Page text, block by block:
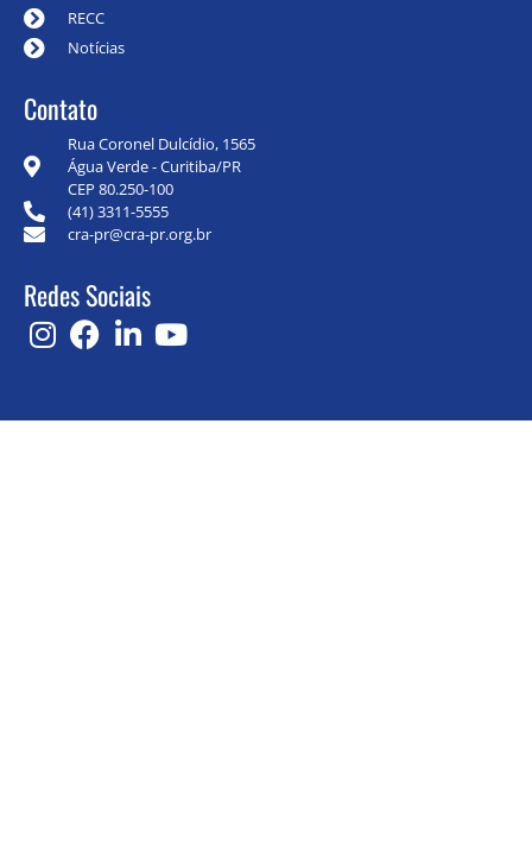
RECC
Notícias
Contato
Rua Coronel Dulcídio, 1565
Água Verde - Curitiba/PR
CEP 80.250-100
(41) 3311-5555
cra-pr@cra-pr.org.br
Redes Sociais